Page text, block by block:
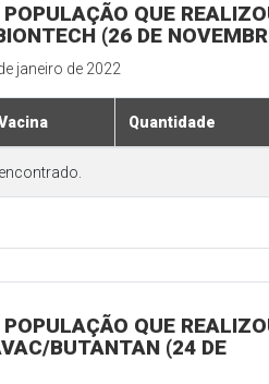
POPULAÇÃO QUE
(26 DE
janeiro de 2022
Quantidade
POPULAÇÃO QUE
BUTANTAN (24 DE